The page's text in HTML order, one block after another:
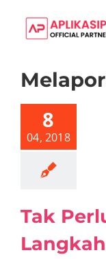
content
8
04, 2018
Mudah
SPT
Online
Pajak
Tak